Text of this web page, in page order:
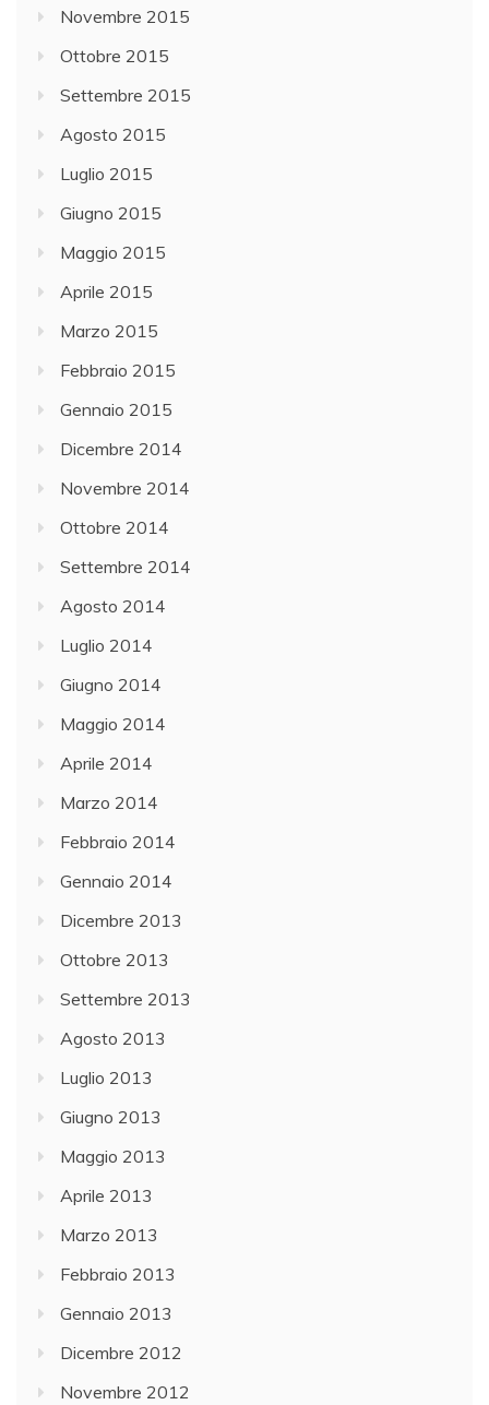
Novembre 2015
Ottobre 2015
Settembre 2015
Agosto 2015
Luglio 2015
Giugno 2015
Maggio 2015
Aprile 2015
Marzo 2015
Febbraio 2015
Gennaio 2015
Dicembre 2014
Novembre 2014
Ottobre 2014
Settembre 2014
Agosto 2014
Luglio 2014
Giugno 2014
Maggio 2014
Aprile 2014
Marzo 2014
Febbraio 2014
Gennaio 2014
Dicembre 2013
Ottobre 2013
Settembre 2013
Agosto 2013
Luglio 2013
Giugno 2013
Maggio 2013
Aprile 2013
Marzo 2013
Febbraio 2013
Gennaio 2013
Dicembre 2012
Novembre 2012